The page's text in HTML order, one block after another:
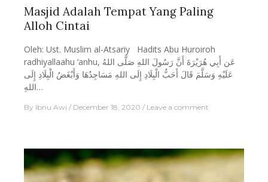
Masjid Adalah Tempat Yang Paling
Alloh Cintai
Oleh: Ust. Muslim al-Atsariy Hadits Abu Huroiroh
radhiyallaahu ‘anhu, عَن أَبِي هُرَيْرَةَ أَنَّ رَسُولَ اللهِ صَلَّى اللهُ
عَلَيْهِ وَسَلَّمَ قَالَ أَحَبُّ الْبِلَادِ إِلَى اللهِ مَسَاجِدُهَا وَأَبْغَضُ الْبِلَادِ إِلَى
اللهِ…
By Ibnu Awi December 18, 2020 Leave a comment